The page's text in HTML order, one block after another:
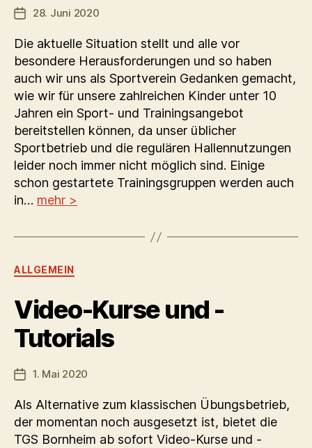
Veröffentlichungsdatum
28. Juni 2020
Die aktuelle Situation stellt und alle vor
besondere Herausforderungen und so haben
auch wir uns als Sportverein Gedanken gemacht,
wie wir für unsere zahlreichen Kinder unter 10
Jahren ein Sport- und Trainingsangebot
bereitstellen können, da unser üblicher
Sportbetrieb und die regulären Hallennutzungen
leider noch immer nicht möglich sind. Einige
schon gestartete Trainingsgruppen werden auch
in… mehr >
Kategorien
ALLGEMEIN
Video-Kurse und -
Tutorials
Veröffentlichungsdatum
1. Mai 2020
Als Alternative zum klassischen Übungsbetrieb,
der momentan noch ausgesetzt ist, bietet die
TGS Bornheim ab sofort Video-Kurse und -